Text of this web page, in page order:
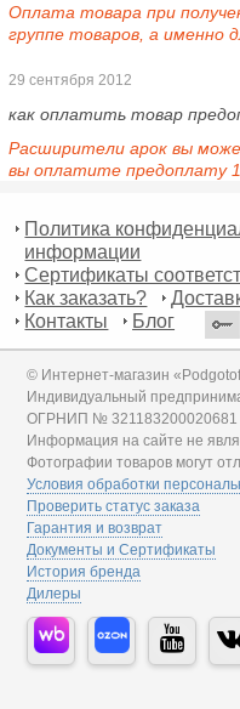
Оплата товара при
группе товаров, а именно
29 сентября 2012
как оплатить товар
Расширители арок вы
вы оплатите предоплату
Политика
информации
Сертификаты
Как заказать?
Контакты
Блог
© Интернет-магазин
Индивидуальный
ОГРНИП № 321183200020681
Информация на сайте не
Фотографии товаров могут
Условия обработки
Проверить статус заказа
Гарантия и возврат
Документы и Сертификаты
История бренда
Дилеры